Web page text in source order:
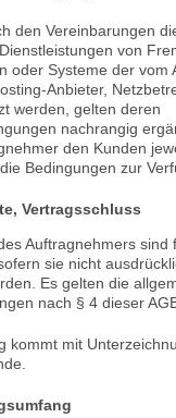
den Vereinbarungen
von
oder Systeme der vom
Anbieter,
werden, gelten deren
nachrangig
den Kunden
Bedingungen zur
Vertragsschluss
Auftragnehmers sind
sie nicht
Es gelten die
nach § 4 dieser
kommt mit